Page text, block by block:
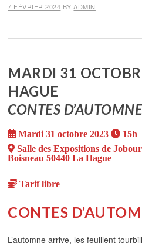
7 FÉVRIER 2024 BYADMIN
MARDI 31
HAGUE
CONTES D’AUTOMNE
Mardi 31 octobre 2023
15h
Salle des Expositions de
Boisneau 50440 La Hague
Tarif libre
CONTES
L’automne arrive, les feuillent